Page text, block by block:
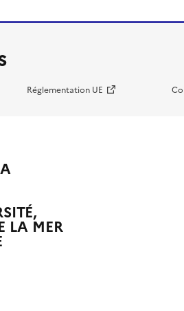
Réglementation UE
LA MER